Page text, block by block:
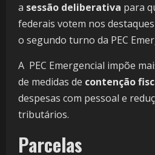
a sessão deliberativa para
federais votem nos
o segundo turno da PEC
A PEC Emergencial impõe
de medidas de contenção
despesas com pessoal e
tributários.
Parcelas